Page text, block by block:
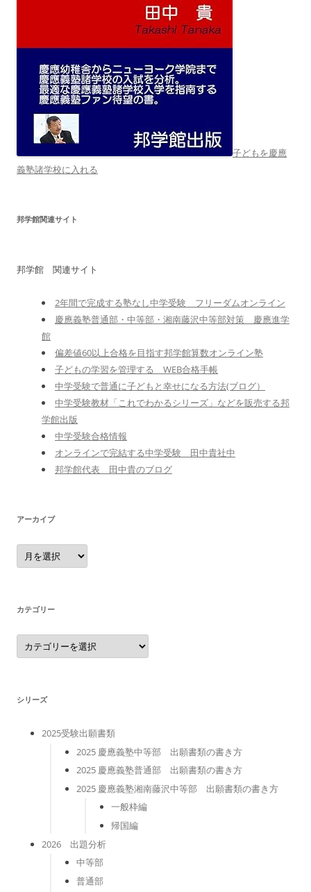
子どもを慶應
義塾諸学校に入れる
邦学館関連サイト
邦学館 関連サイト
2年間で完成する塾なし中学受験 フリーダムオンライン
慶應義塾普通部・中等部・湘南藤沢中等部対策 慶應進学
館
偏差値60以上合格を目指す邦学館算数オンライン塾
子どもの学習を管理する WEB合格手帳
中学受験で普通に子どもと幸せになる方法(ブログ）
中学受験教材「これでわかるシリーズ」などを販売する邦
学館出版
中学受験合格情報
オンラインで完結する中学受験 田中貴社中
邦学館代表 田中貴のブログ
アーカイブ
ア
ー
カ
カテゴリー
カ
テ
ゴ
シリーズ
2025受験出願書類
2025 慶應義塾中等部 出願書類の書き方
2025 慶應義塾普通部 出願書類の書き方
2025 慶應義塾湘南藤沢中等部 出願書類の書き方
一般枠編
帰国編
2026 出題分析
中等部
普通部